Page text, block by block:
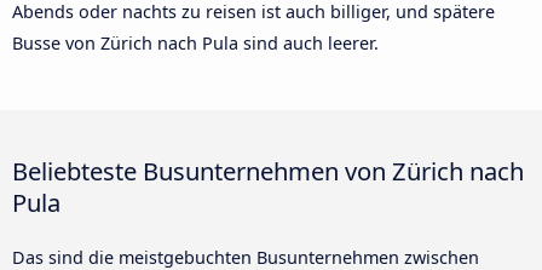
Abends oder nachts zu reisen ist auch billiger, und spätere
Busse von Zürich nach Pula sind auch leerer.
Beliebteste Busunternehmen von Zürich nach
Pula
Das sind die meistgebuchten Busunternehmen zwischen